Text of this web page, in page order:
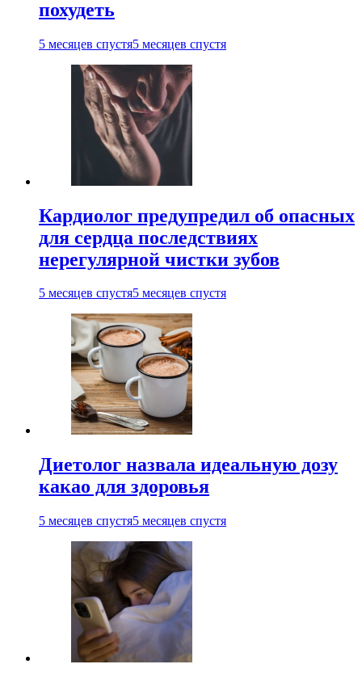
похудеть
5 месяцев спустя5 месяцев спустя
Кардиолог предупредил об опасных
для сердца последствиях
нерегулярной чистки зубов
5 месяцев спустя5 месяцев спустя
Диетолог назвала идеальную дозу
какао для здоровья
5 месяцев спустя5 месяцев спустя